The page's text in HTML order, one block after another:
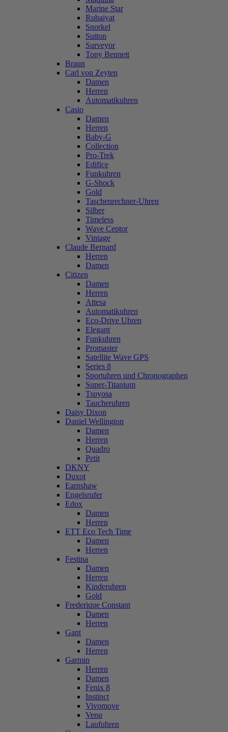
Marine Star
Rubaiyat
Snorkel
Sutton
Surveyor
Tony Bennett
Braun
Carl von Zeyten
Damen
Herren
Automatikuhren
Casio
Damen
Herren
Baby-G
Collection
Pro-Trek
Edifice
Funkuhren
G-Shock
Gold
Taschenrechner-Uhren
Silber
Timeless
Wave Ceptor
Vintage
Claude Bernard
Herren
Damen
Citizen
Damen
Herren
Attesa
Automatikuhren
Eco-Drive Uhren
Elegant
Funkuhren
Promaster
Satellite Wave GPS
Series 8
Sportuhren und Chronographen
Super-Titanium
Tsuyosa
Taucheruhren
Daisy Dixon
Daniel Wellington
Damen
Herren
Quadro
Petit
DKNY
Duxot
Earnshaw
Engelsrufer
Edox
Damen
Herren
ETT Eco Tech Time
Damen
Herren
Festina
Damen
Herren
Kinderuhren
Gold
Frederique Constant
Damen
Herren
Gant
Damen
Herren
Garmin
Herren
Damen
Fenix 8
Instinct
Vivomove
Venu
Laufuhren